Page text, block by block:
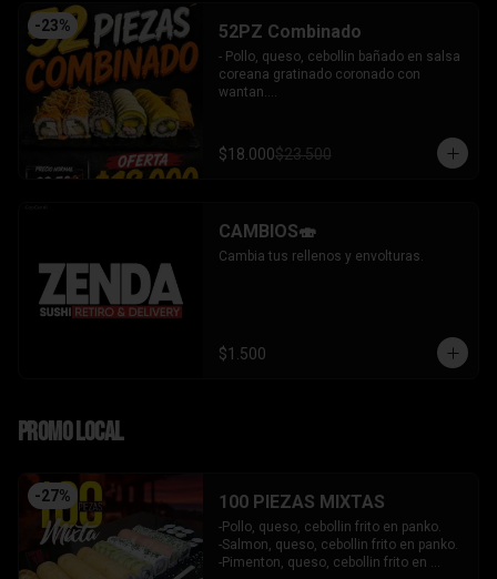
-23% 52PZ Combinado
- Pollo, queso, cebollin bañado en salsa
coreana gratinado coronado con
wantan.
wantan.
-kanikama, palta envuelto en sesamo.
gratinado.
+ 2 arrollado primavera.
$18.000$23.500
CAMBIOS🍣
Cambia tus rellenos y envolturas.
$1.500
PROMO LOCAL
-27% 100 PIEZAS MIXTAS
-Pollo, queso, cebollin frito en panko.
-Salmon, queso, cebollin frito en panko.
-Pimenton, queso, cebollin frito en